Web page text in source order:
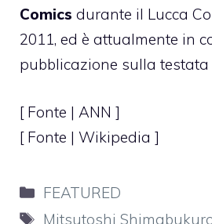
Comics durante il Lucca
2011, ed è attualmente in
pubblicazione sulla testata
[ Fonte | ANN ]
[ Fonte | Wikipedia ]
Categorie
FEATURED
Tag
Mitsutoshi